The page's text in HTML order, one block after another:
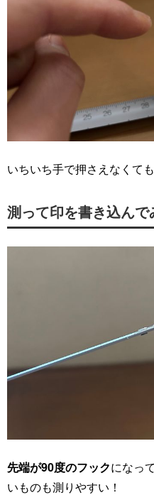
いちいち手で押さえなくて
測って印を書き込んで
先端が90度のフックになっ
いものも測りやすい！